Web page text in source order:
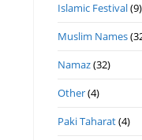
Islamic Festival(9)
Muslim Names
Namaz(32)
Other(4)
Paki Taharat(4)